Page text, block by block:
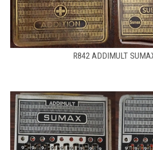
R842 ADDIMULT